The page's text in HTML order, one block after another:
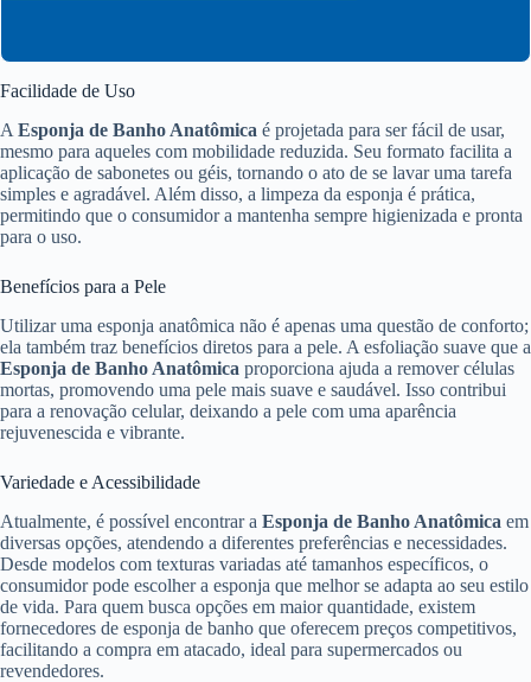
Facilidade de Uso
A Esponja de Banho Anatômica é projetada para ser fácil de usar,
mesmo para aqueles com mobilidade reduzida. Seu formato facilita a
aplicação de sabonetes ou géis, tornando o ato de se lavar uma tarefa
simples e agradável. Além disso, a limpeza da esponja é prática,
permitindo que o consumidor a mantenha sempre higienizada e pronta
para o uso.
Benefícios para a Pele
Utilizar uma esponja anatômica não é apenas uma questão de conforto;
ela também traz benefícios diretos para a pele. A esfoliação suave que a
Esponja de Banho Anatômica proporciona ajuda a remover células
mortas, promovendo uma pele mais suave e saudável. Isso contribui
para a renovação celular, deixando a pele com uma aparência
rejuvenescida e vibrante.
Variedade e Acessibilidade
Atualmente, é possível encontrar a Esponja de Banho Anatômica em
diversas opções, atendendo a diferentes preferências e necessidades.
Desde modelos com texturas variadas até tamanhos específicos, o
consumidor pode escolher a esponja que melhor se adapta ao seu estilo
de vida. Para quem busca opções em maior quantidade, existem
fornecedores de esponja de banho que oferecem preços competitivos,
facilitando a compra em atacado, ideal para supermercados ou
revendedores.